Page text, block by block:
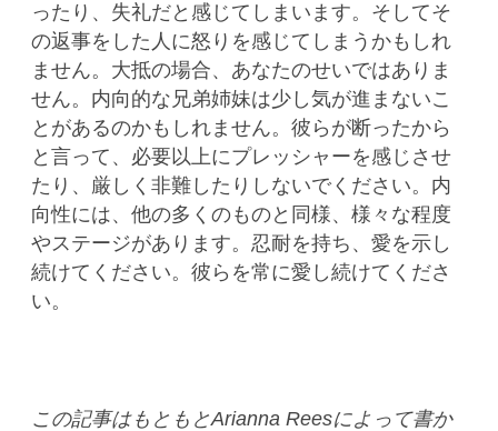
ったり、失礼だと感じてしまいます。そしてそ
の返事をした人に怒りを感じてしまうかもしれ
ません。大抵の場合、あなたのせいではありま
せん。内向的な兄弟姉妹は少し気が進まないこ
とがあるのかもしれません。彼らが断ったから
と言って、必要以上にプレッシャーを感じさせ
たり、厳しく非難したりしないでください。内
向性には、他の多くのものと同様、様々な程度
やステージがあります。忍耐を持ち、愛を示し
続けてください。彼らを常に愛し続けてくださ
い。
この記事はもともとArianna Reesによって書か